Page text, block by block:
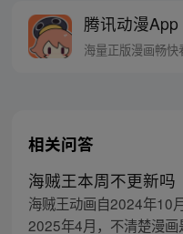
腾讯动漫App
海量正版漫画畅快
相关问答
海贼王本周不更新吗
海贼王动画自2024年10
2025年4月，不清楚漫